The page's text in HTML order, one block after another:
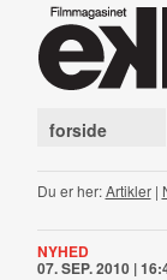
forside
Du er her:Artikler|
NYHED
07. SEP. 2010 |